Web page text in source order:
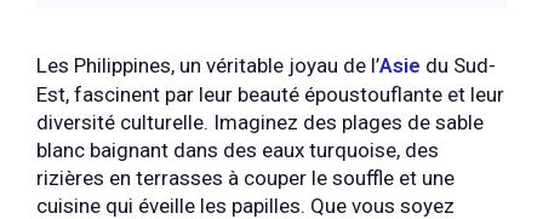
Les Philippines, un véritable joyau de l’Asie du Sud-
Est, fascinent par leur beauté époustouflante et leur
diversité culturelle. Imaginez des plages de sable
blanc baignant dans des eaux turquoise, des
rizières en terrasses à couper le souffle et une
cuisine qui éveille les papilles. Que vous soyez